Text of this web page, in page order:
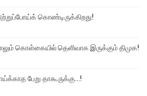
கொண்டிருக்கிறது!
கொள்கையில் தெளிவாக இருக்கும் திமுக!
பேறு தாகூருக்கு…!